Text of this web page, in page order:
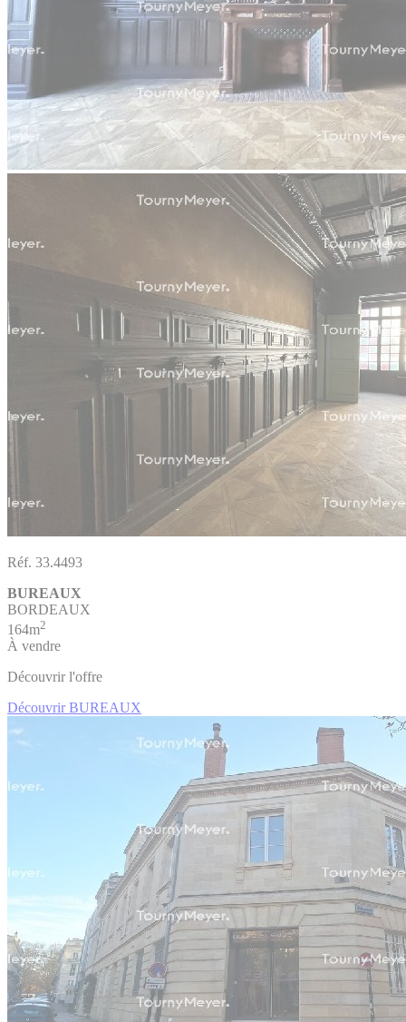
Réf. 33.4493
BUREAUX
BORDEAUX
164m2
À vendre
Découvrir l'offre
Découvrir BUREAUX